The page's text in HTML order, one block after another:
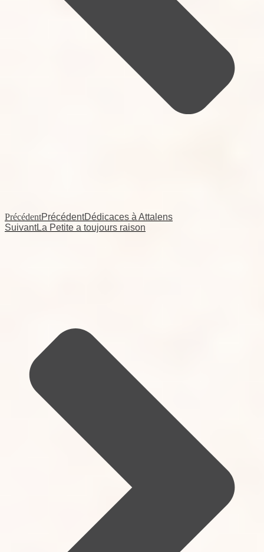
PrécédentPrécédentDédicaces à Attalens
SuivantLa Petite a toujours raison